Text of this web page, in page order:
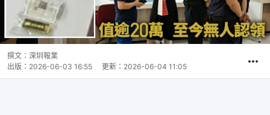
撰文： 深圳報業
出版： 2026-06-03 16:55 更新： 2026-06-04 11:05